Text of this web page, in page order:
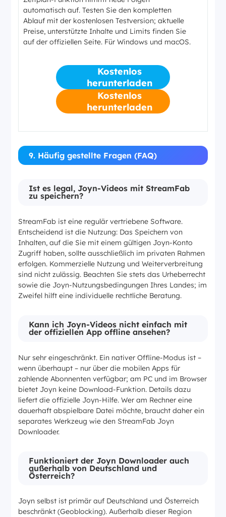
automatisch auf. Testen Sie den kompletten
Ablauf mit der kostenlosen Testversion; aktuelle
Preise, unterstützte Inhalte und Limits finden Sie
auf der offiziellen Seite. Für Windows und macOS.
Kostenlos
herunterladen
Kostenlos
herunterladen
9. Häufig gestellte Fragen (FAQ)
Ist es legal, Joyn-Videos mit StreamFab
zu speichern?
StreamFab ist eine regulär vertriebene Software.
Entscheidend ist die Nutzung: Das Speichern von
Inhalten, auf die Sie mit einem gültigen Joyn-Konto
Zugriff haben, sollte ausschließlich im privaten Rahmen
erfolgen. Kommerzielle Nutzung und Weiterverbreitung
sind nicht zulässig. Beachten Sie stets das Urheberrecht
sowie die Joyn-Nutzungsbedingungen Ihres Landes; im
Zweifel hilft eine individuelle rechtliche Beratung.
Kann ich Joyn-Videos nicht einfach mit
der offiziellen App offline ansehen?
Nur sehr eingeschränkt. Ein nativer Offline-Modus ist –
wenn überhaupt – nur über die mobilen Apps für
zahlende Abonnenten verfügbar; am PC und im Browser
bietet Joyn keine Download-Funktion. Details dazu
liefert die offizielle Joyn-Hilfe. Wer am Rechner eine
dauerhaft abspielbare Datei möchte, braucht daher ein
separates Werkzeug wie den StreamFab Joyn
Downloader.
Funktioniert der Joyn Downloader auch
außerhalb von Deutschland und
Österreich?
Joyn selbst ist primär auf Deutschland und Österreich
beschränkt (Geoblocking). Außerhalb dieser Region